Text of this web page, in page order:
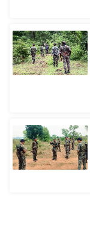
मि
सा
ल
ल
श
ख्सि